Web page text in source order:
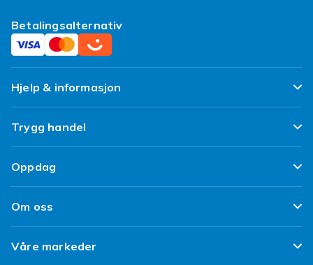
Betalingsalternativ
Hjelp & informasjon
Ofte stilte spørsmål
Spor pakken min
Angre & returner her
Leverering
Trygg handel
Fornøyd kunde-løfte
Kundeanmeldelser
Refurbished/ Brukt
Oppdag
Design dine egne klær
Design ditt eget mobildeksel
Om oss
Om Fyndiq
Våre markeder